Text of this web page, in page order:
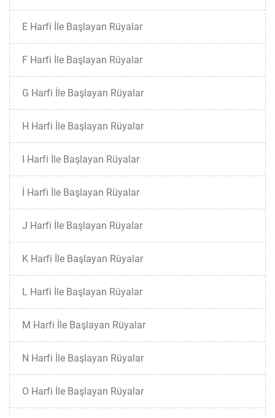
E Harfi İle Başlayan Rüyalar
F Harfi İle Başlayan Rüyalar
G Harfi İle Başlayan Rüyalar
H Harfi İle Başlayan Rüyalar
I Harfi İle Başlayan Rüyalar
İ Harfi İle Başlayan Rüyalar
J Harfi İle Başlayan Rüyalar
K Harfi İle Başlayan Rüyalar
L Harfi İle Başlayan Rüyalar
M Harfi İle Başlayan Rüyalar
N Harfi İle Başlayan Rüyalar
O Harfi İle Başlayan Rüyalar